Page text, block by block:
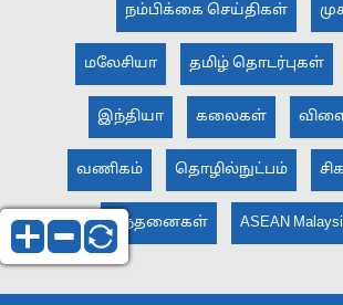
நம்பிக்கை செய்திகள்
மலேசியா தமிழ் தொடர்புகள்
இந்தியா கலைகள்
வணிகம் தொழில்நுட்பம்
சிந்தனைகள் ASEAN